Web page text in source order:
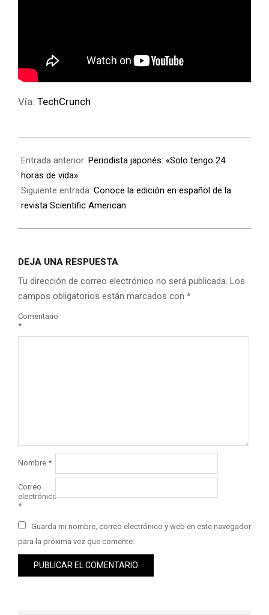
Vía: TechCrunch
Entrada anterior: Periodista japonés: «Solo tengo 24
horas de vida»
Siguiente entrada: Conoce la edición en español de la
revista Scientific American
DEJA UNA RESPUESTA
Tu dirección de correo electrónico no será publicada. Los
campos obligatorios están marcados con *
Comentario
*
Nombre *
Correo
electrónico
*
Guarda mi nombre, correo electrónico y web en este navegador
para la próxima vez que comente.